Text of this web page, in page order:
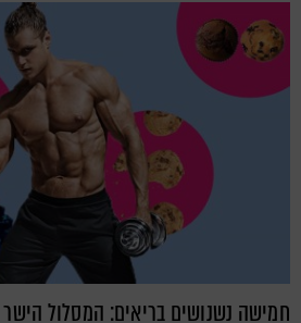
חמישה נשנושים בריאים: המסלול